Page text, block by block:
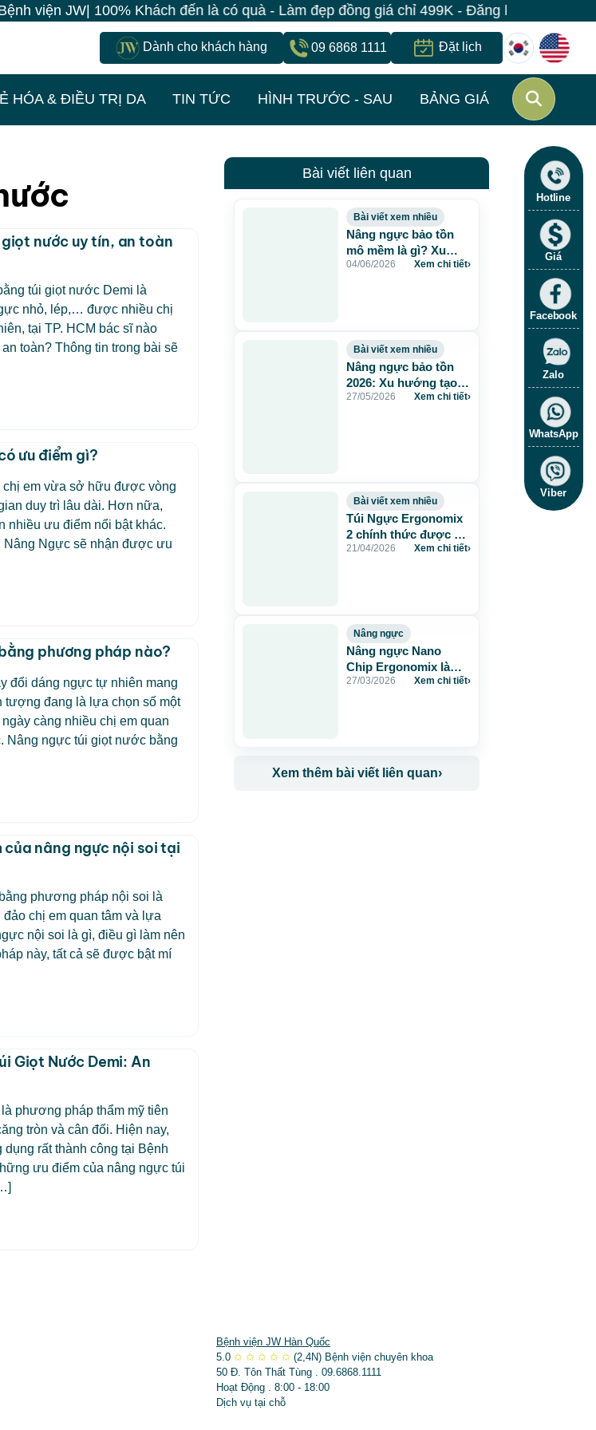
JW| 100% Khách đến là có quà - Làm đẹp đồng giá chỉ 499K - Đăng ký giữ suất ngay
Dành cho khách hàng 09 6868 1111 Đặt lịch
HÓA & ĐIỀU TRỊ DA TIN TỨC HÌNH TRƯỚC - SAU BẢNG GIÁ
nước uy tín, an toàn
túi giọt nước Demi là
nhỏ, lép,… được nhiều chị
tại TP. HCM bác sĩ nào
toàn? Thông tin trong bài sẽ
ưu điểm gì?
em vừa sở hữu được vòng
duy trì lâu dài. Hơn nữa,
nhiều ưu điểm nổi bật khác.
Nâng Ngực sẽ nhận được ưu
phương pháp nào?
đổi dáng ngực tự nhiên mang
tượng đang là lựa chọn số một
càng nhiều chị em quan
Nâng ngực túi giọt nước bằng
của nâng ngực nội soi tại
phương pháp nội soi là
chị em quan tâm và lựa
nội soi là gì, điều gì làm nên
này, tất cả sẽ được bật mí
Giọt Nước Demi: An
phương pháp thẩm mỹ tiên
tròn và cân đối. Hiện nay,
rất thành công tại Bệnh
ưu điểm của nâng ngực túi
Bài viết liên quan
Bài viết xem nhiều
Nâng ngực bảo tồn
mô mềm là gì? Xu
hướng nâng ngực tự
04/06/2026 Xem chi tiết›
Bài viết xem nhiều
Nâng ngực bảo tồn
2026: Xu hướng tạo
hình ngực được cập
27/05/2026 Xem chi tiết›
Bài viết xem nhiều
Túi Ngực Ergonomix
2 chính thức được ra
mắt – Xu Hướng
21/04/2026 Xem chi tiết›
Nâng ngực
Nâng ngực Nano
Chip Ergonomix là
gì? Chi tiết & quy
27/03/2026 Xem chi tiết›
Xem thêm bài viết liên quan›
Hotline
Giá
Facebook
Zalo
WhatsApp
Viber
Bệnh viện JW Hàn Quốc
5.0 ✩ ✩ ✩ ✩ ✩ (2,4N) Bệnh viện chuyên khoa
50 Đ. Tôn Thất Tùng . 09.6868.1111
Hoạt Động . 8:00 - 18:00
Dịch vụ tại chỗ